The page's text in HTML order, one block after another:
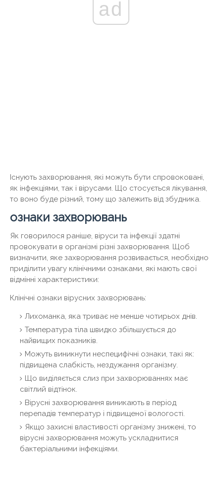
ad
Існують захворювання, які можуть бути спровоковані,
як інфекціями, так і вірусами. Що стосується лікування,
то воно буде різний, тому що залежить від збудника.
ознаки захворювань
Як говорилося раніше, віруси та інфекції здатні
провокувати в організмі різні захворювання. Щоб
визначити, яке захворювання розвивається, необхідно
приділити увагу клінічними ознаками, які мають свої
відмінні характеристики:
Клінічні ознаки вірусних захворювань:
Лихоманка, яка триває не менше чотирьох днів.
Температура тіла швидко збільшується до
найвищих показників.
Можуть виникнути неспецифічні ознаки, такі як:
підвищена слабкість, нездужання організму.
Що виділяється слиз при захворюваннях має
світлий відтінок.
Вірусні захворювання виникають в період
перепадів температур і підвищеної вологості.
Якщо захисні властивості організму знижені, то
вірусні захворювання можуть ускладнитися
бактеріальними інфекціями.